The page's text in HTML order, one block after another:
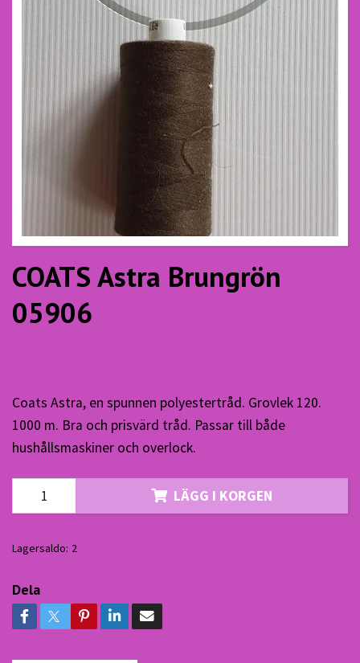
COATS Astra Brungrön
05906
Coats Astra, en spunnen polyestertråd. Grovlek 120.
1000 m. Bra och prisvärd tråd. Passar till både
hushållsmaskiner och overlock.
LÄGG I KORGEN
Lagersaldo: 2
Dela